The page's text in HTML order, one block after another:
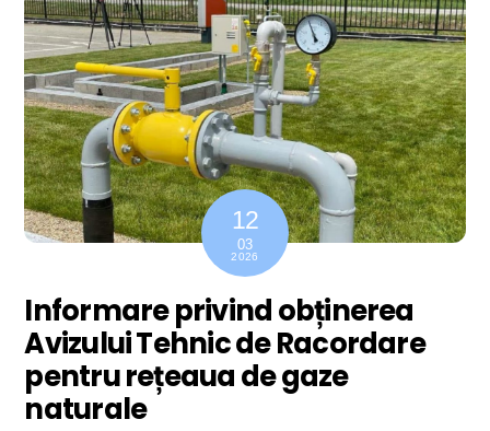
12
03
2026
Informare privind obținerea
Avizului Tehnic de Racordare
pentru rețeaua de gaze
naturale